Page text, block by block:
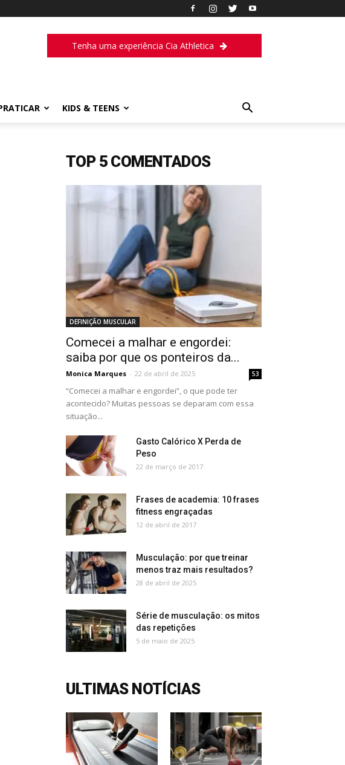
Tenha uma experiência Cia Athletica
KIDS & TEENS
TOP 5 COMENTADOS
DEFINIÇÃO MUSCULAR
Comecei a malhar e engordei:
saiba por que os ponteiros da...
Monica Marques - 22 de abril de 2025 53
“Comecei a malhar e engordei”, o que pode ter
acontecido? Muitas pessoas se deparam com essa
situação...
Gasto Calórico X Perda de
Peso
22 de março de 2017
Frases de academia: 10 frases
fitness engraçadas
12 de abril de 2017
Musculação: por que treinar
menos traz mais resultados?
28 de abril de 2025
Série de musculação: os mitos
das repetições
5 de maio de 2025
ULTIMAS NOTÍCIAS